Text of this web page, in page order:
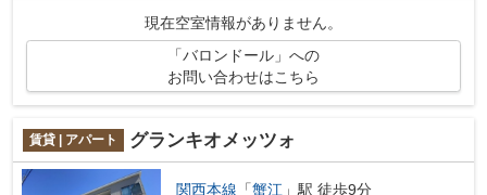
現在空室情報がありません。
「バロンドール」への
お問い合わせはこちら
賃貸 | アパート グランキオメッツォ
関西本線 「蟹江 」駅 徒歩9分